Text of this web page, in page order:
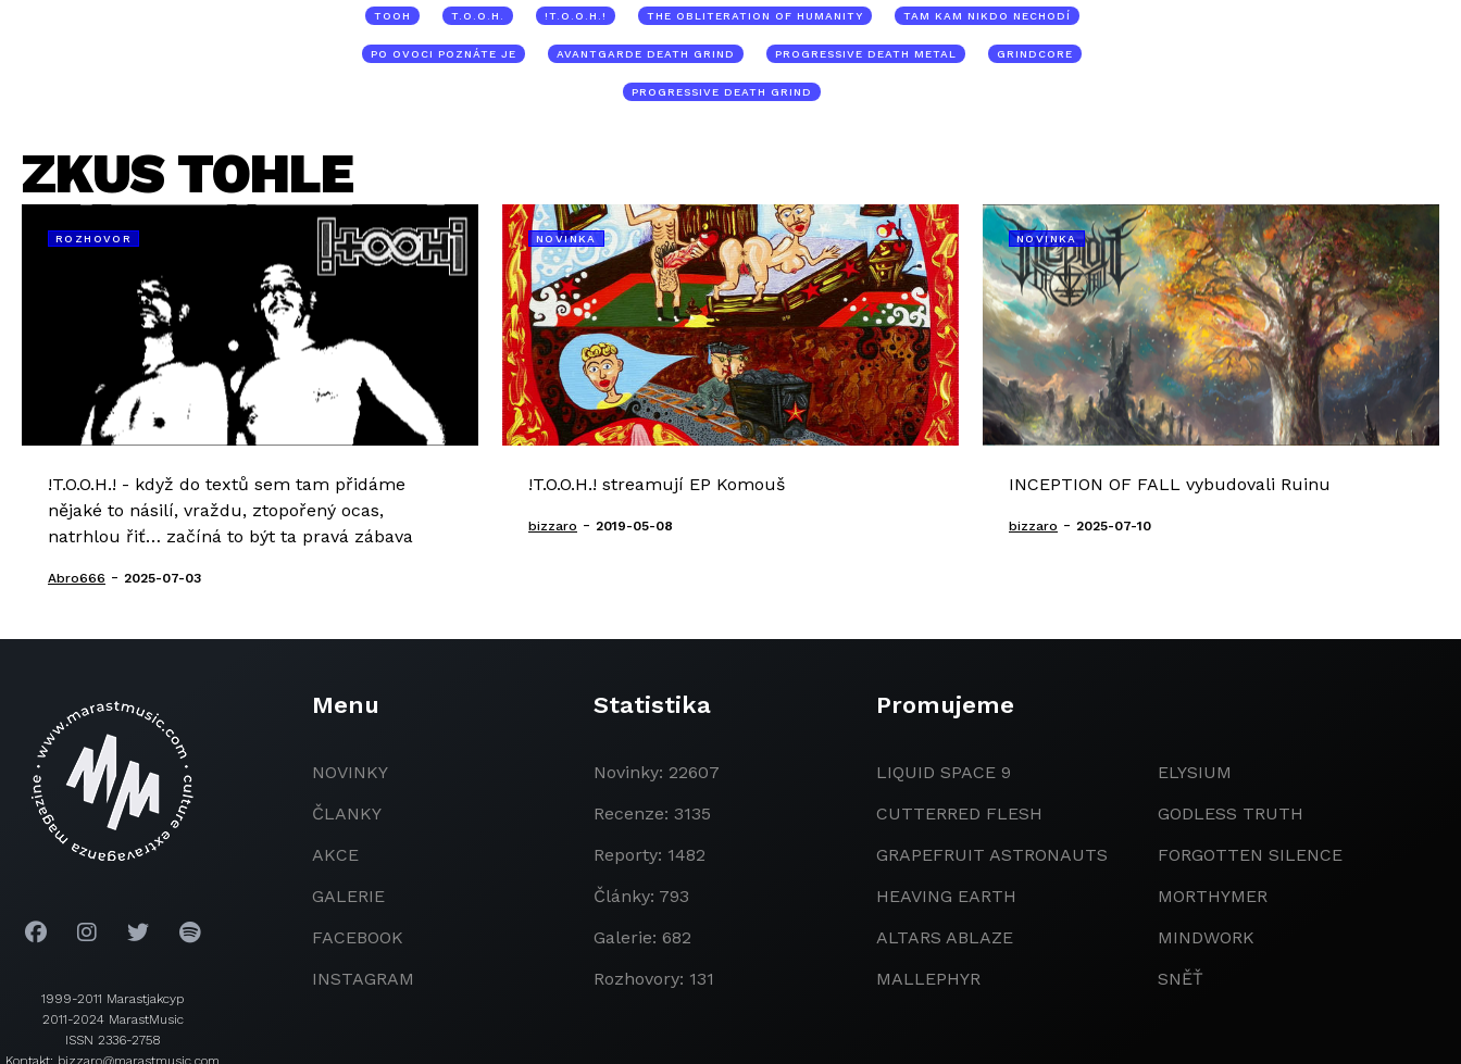
TOOH T.O.O.H. !T.O.O.H.! THE OBLITERATION OF HUMANITY TAM KAM NIKDO NECHODÍ
PO OVOCI POZNÁTE JE AVANTGARDE DEATH GRIND PROGRESSIVE DEATH METAL GRINDCORE
PROGRESSIVE DEATH GRIND
ZKUS TOHLE
ROZHOVOR
!T.O.O.H.! - když do textů sem tam přidáme
nějaké to násilí, vraždu, ztopořený ocas,
natrhlou řiť… začíná to být ta pravá zábava
Abro666 - 2025-07-03
NOVINKA
!T.O.O.H.! streamují EP Komouš
bizzaro - 2019-05-08
NOVINKA
INCEPTION OF FALL vybudovali Ruinu
bizzaro - 2025-07-10
1999-2011 Marastjakcyp
2011-2024 MarastMusic
ISSN 2336-2758
Kontakt: bizzaro@marastmusic.com
Menu
NOVINKY
ČLANKY
AKCE
GALERIE
FACEBOOK
INSTAGRAM
Statistika
Novinky: 22607
Recenze: 3135
Reporty: 1482
Články: 793
Galerie: 682
Rozhovory: 131
Promujeme
LIQUID SPACE 9
CUTTERRED FLESH
GRAPEFRUIT ASTRONAUTS
HEAVING EARTH
ALTARS ABLAZE
MALLEPHYR
ELYSIUM
GODLESS TRUTH
FORGOTTEN SILENCE
MORTHYMER
MINDWORK
SNĚŤ